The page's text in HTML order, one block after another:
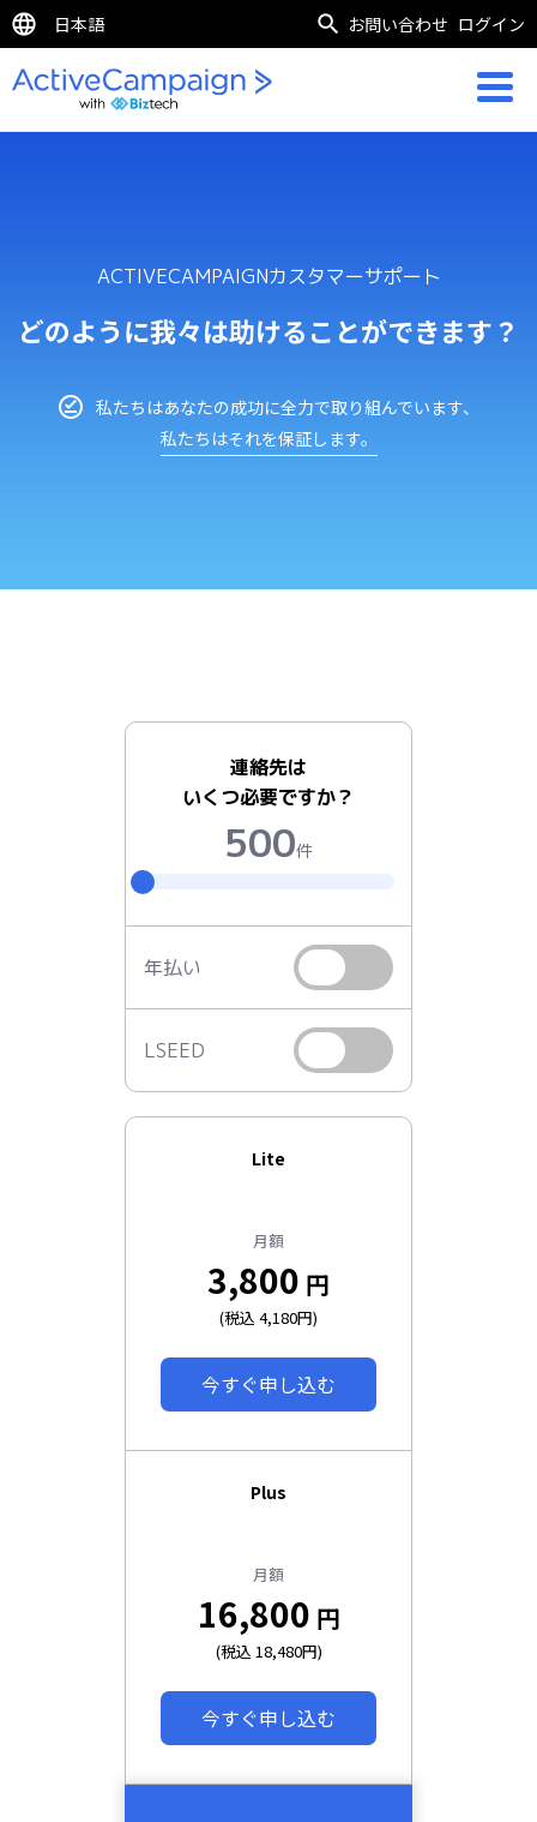
日本語 お問い合わせ ログイン
ACTIVECAMPAIGNカスタマーサポート
どのように我々は助けることができます？
私たちはあなたの成功に全力で取り組んでいます、
私たちはそれを保証します。
連絡先は
いくつ必要ですか？
500件
年払い
LSEED
Lite
月額
3,800 円
(税込 4,180円)
今すぐ申し込む
Plus
月額
16,800 円
(税込 18,480円)
今すぐ申し込む